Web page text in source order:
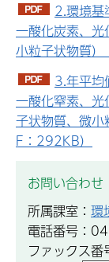
2.環境基
一酸化炭素、
小粒子状物質）
3.年平均
一酸化窒素、
子状物質、微
F：292KB）
お問い合わせ
所属課室： 環
電話番号：
ファックス